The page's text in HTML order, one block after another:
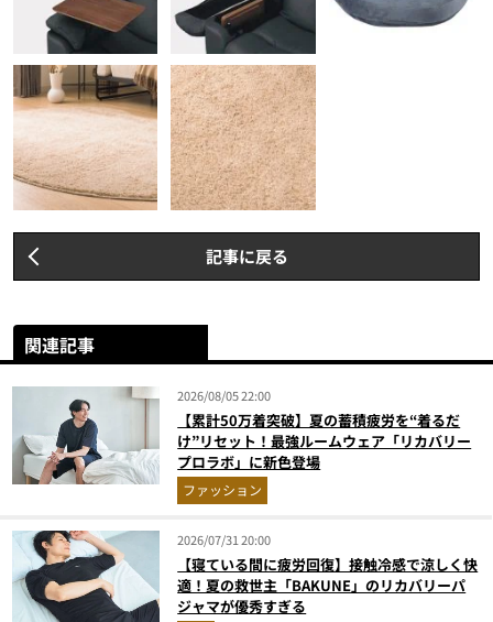
記事に戻る
関連記事
2026/08/05 22:00
【累計50万着突破】夏の蓄積疲労を“着るだ
け”リセット！最強ルームウェア「リカバリー
プロラボ」に新色登場
ファッション
2026/07/31 20:00
【寝ている間に疲労回復】接触冷感で涼しく快
適！夏の救世主「BAKUNE」のリカバリーパ
ジャマが優秀すぎる